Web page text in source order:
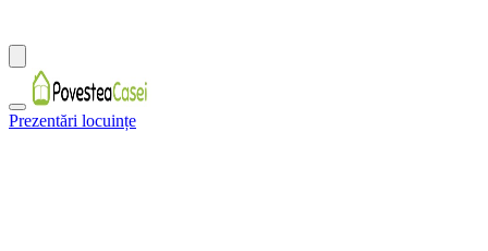
Prezentări locuințe